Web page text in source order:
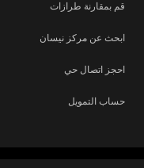
قم بمقارنة طرازات
ابحث عن مركز نيسان
احجز اتصال حي
حساب التمويل